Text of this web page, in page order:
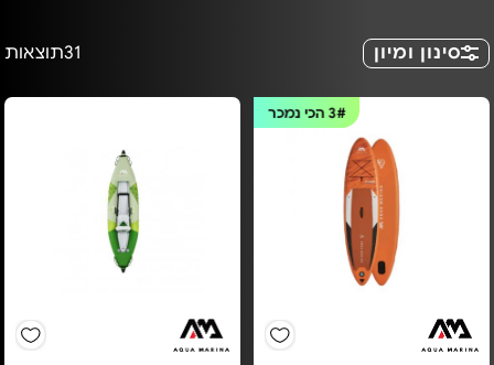
סינון ומיון 31תוצאות
3# הכי נמכר